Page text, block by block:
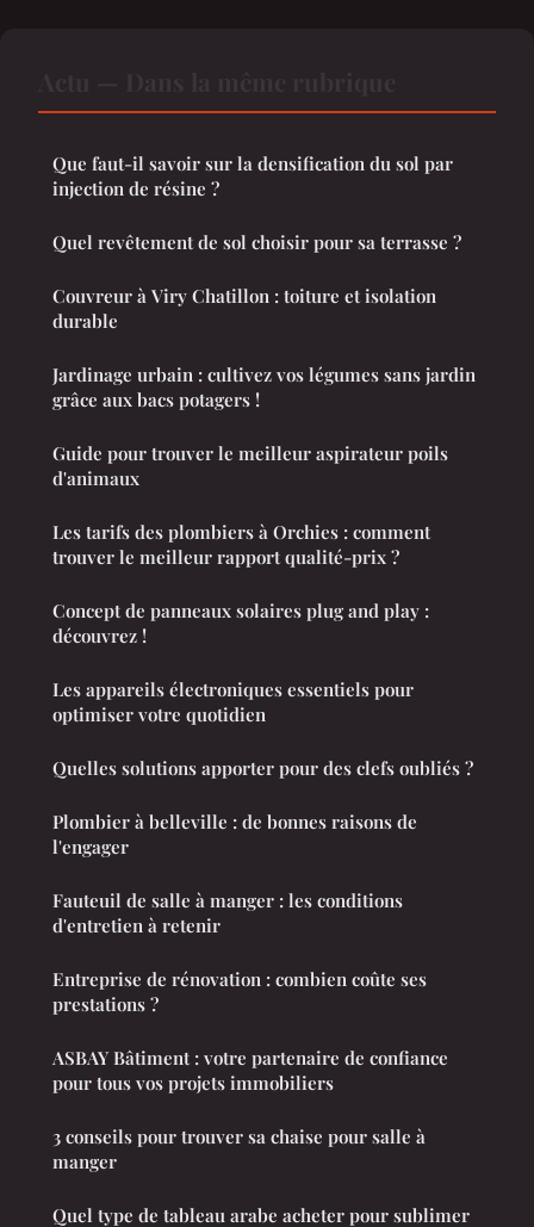
Que faut-il savoir sur la densification du sol par
injection de résine ?
Quel revêtement de sol choisir pour sa terrasse ?
Couvreur à Viry Chatillon : toiture et isolation
durable
Jardinage urbain : cultivez vos légumes sans jardin
grâce aux bacs potagers !
Guide pour trouver le meilleur aspirateur poils
d'animaux
Les tarifs des plombiers à Orchies : comment
trouver le meilleur rapport qualité-prix ?
Concept de panneaux solaires plug and play :
découvrez !
Les appareils électroniques essentiels pour
optimiser votre quotidien
Quelles solutions apporter pour des clefs oubliés ?
Plombier à belleville : de bonnes raisons de
l'engager
Fauteuil de salle à manger : les conditions
d'entretien à retenir
Entreprise de rénovation : combien coûte ses
prestations ?
ASBAY Bâtiment : votre partenaire de confiance
pour tous vos projets immobiliers
3 conseils pour trouver sa chaise pour salle à
manger
Quel type de tableau arabe acheter pour sublimer